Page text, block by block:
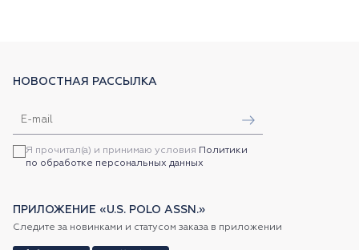
НОВОСТНАЯ РАССЫЛКА
Я прочитал(а) и принимаю условия Политики
по обработке персональных данных
ПРИЛОЖЕНИЕ «U.S. POLO ASSN.»
Следите за новинками и статусом заказа в приложении